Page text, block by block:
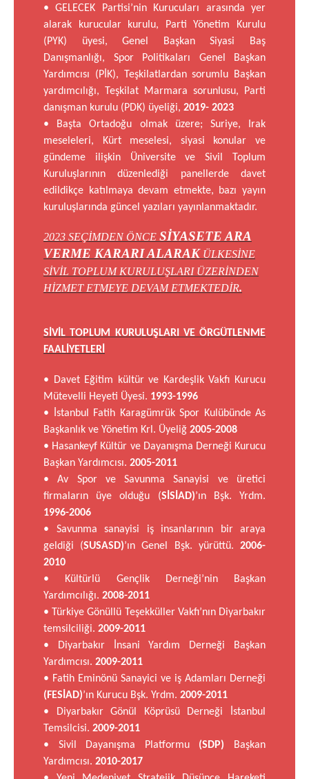
• GELECEK Partisi’nin Kurucuları arasında yer
alarak kurucular kurulu, Parti Yönetim Kurulu
(PYK) üyesi, Genel Başkan Siyasi Baş
Danışmanlığı, Spor Politikaları Genel Başkan
Yardımcısı (PİK), Teşkilatlardan sorumlu Başkan
yardımcılığı, Teşkilat Marmara sorunlusu, Parti
danışman kurulu (PDK) üyeliği, 2019- 2023
• Başta Ortadoğu olmak üzere; Suriye, Irak
meseleleri, Kürt meselesi, siyasi konular ve
gündeme ilişkin Üniversite ve Sivil Toplum
Kuruluşlarının düzenlediği panellerde davet
edildikçe katılmaya devam etmekte, bazı yayın
kuruluşlarında güncel yazıları yayınlanmaktadır.
2023 SEÇİMDEN ÖNCE SİYASETE ARA
VERME KARARI ALARAK ÜLKESİNE
SİVİL TOPLUM KURULUŞLARI ÜZERİNDEN
HİZMET ETMEYE DEVAM ETMEKTEDİR.
SİVİL TOPLUM KURULUŞLARI VE ÖRGÜTLENME
FAALİYETLERİ
• Davet Eğitim kültür ve Kardeşlik Vakfı Kurucu
Mütevelli Heyeti Üyesi. 1993-1996
• İstanbul Fatih Karagümrük Spor Kulübünde As
Başkanlık ve Yönetim Krl. Üyeliğ 2005-2008
• Hasankeyf Kültür ve Dayanışma Derneği Kurucu
Başkan Yardımcısı. 2005-2011
• Av Spor ve Savunma Sanayisi ve üretici
firmaların üye olduğu (SİSİAD)’ın Bşk. Yrdm.
1996-2006
• Savunma sanayisi iş insanlarının bir araya
geldiği (SUSASD)’ın Genel Bşk. yürüttü.2006-
2010
• Kültürlü Gençlik Derneği’nin Başkan
Yardımcılığı. 2008-2011
• Türkiye Gönüllü Teşekküller Vakfı’nın Diyarbakır
temsilciliği. 2009-2011
• Diyarbakır İnsani Yardım Derneği Başkan
Yardımcısı. 2009-2011
• Fatih Eminönü Sanayici ve iş Adamları Derneği
(FESİAD)’ın Kurucu Bşk. Yrdm. 2009-2011
• Diyarbakır Gönül Köprüsü Derneği İstanbul
Temsilcisi. 2009-2011
• Sivil Dayanışma Platformu (SDP)
Başkan
Yardımcısı. 2010-2017